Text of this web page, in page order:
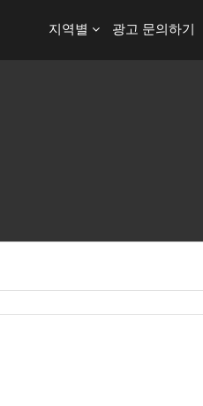
지역별 광고 문의하기